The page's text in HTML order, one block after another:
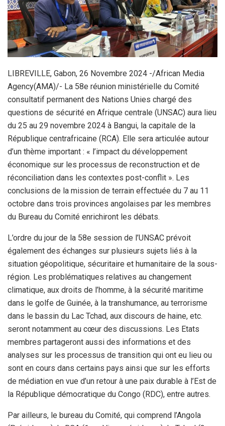
LIBREVILLE, Gabon, 26 Novembre 2024 -/African Media
Agency(AMA)/- La 58e réunion ministérielle du Comité
consultatif permanent des Nations Unies chargé des
questions de sécurité en Afrique centrale (UNSAC) aura lieu
du 25 au 29 novembre 2024 à Bangui, la capitale de la
République centrafricaine (RCA). Elle sera articulée autour
d’un thème important : « l’impact du développement
économique sur les processus de reconstruction et de
réconciliation dans les contextes post-conflit ». Les
conclusions de la mission de terrain effectuée du 7 au 11
octobre dans trois provinces angolaises par les membres
du Bureau du Comité enrichiront les débats.
L’ordre du jour de la 58e session de l’UNSAC prévoit
également des échanges sur plusieurs sujets liés à la
situation géopolitique, sécuritaire et humanitaire de la sous-
région. Les problématiques relatives au changement
climatique, aux droits de l’homme, à la sécurité maritime
dans le golfe de Guinée, à la transhumance, au terrorisme
dans le bassin du Lac Tchad, aux discours de haine, etc.
seront notamment au cœur des discussions. Les Etats
membres partageront aussi des informations et des
analyses sur les processus de transition qui ont eu lieu ou
sont en cours dans certains pays ainsi que sur les efforts
de médiation en vue d’un retour à une paix durable à l’Est de
la République démocratique du Congo (RDC), entre autres.
Par ailleurs, le bureau du Comité, qui comprend l’Angola